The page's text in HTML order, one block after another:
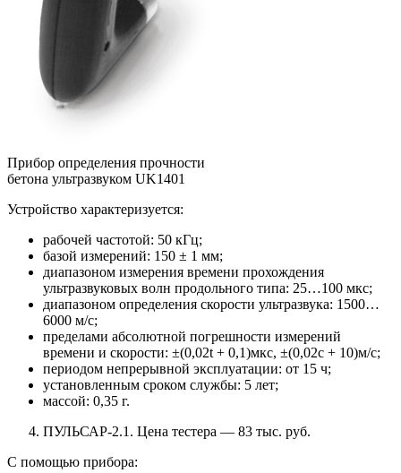
Прибор определения прочности
бетона ультразвуком UK1401
Устройство характеризуется:
рабочей частотой: 50 кГц;
базой измерений: 150 ± 1 мм;
диапазоном измерения времени прохождения
ультразвуковых волн продольного типа: 25…100 мкс;
диапазоном определения скорости ультразвука: 1500…
6000 м/с;
пределами абсолютной погрешности измерений
времени и скорости: ±(0,02t + 0,1)мкс, ±(0,02с + 10)м/с;
периодом непрерывной эксплуатации: от 15 ч;
установленным сроком службы: 5 лет;
массой: 0,35 г.
ПУЛЬСАР-2.1. Цена тестера — 83 тыс. руб.
С помощью прибора: